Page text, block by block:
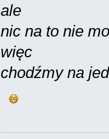
ale
nic na to nie
więc
chodźmy na